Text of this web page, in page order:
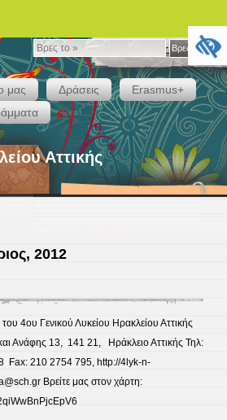
Βρες
το
»
Βρες το »
μας Δράσεις
Erasmus+
Αττικής
2012
4ου Γενικού Λυκείου Ηρακλείου Αττικής
Ανάφης 13, 141 21, Ηράκλειο Αττικής Τηλ:
Fax: 210 2754 795, http://4lyk-n-
Βρείτε μας στον χάρτη: